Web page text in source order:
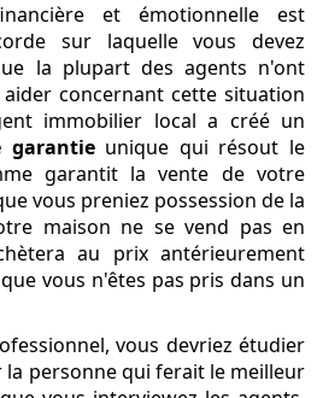
et émotionnelle est
sur laquelle vous devez
la plupart des agents n'ont
concernant cette situation
immobilier local a créé un
garantieunique qui résout le
garantit la vente de votre
vous preniez possession de la
maison ne se vend pas en
au prix antérieurement
vous n'êtes pas pris dans un
vous devriez étudier
personne qui ferait le meilleur